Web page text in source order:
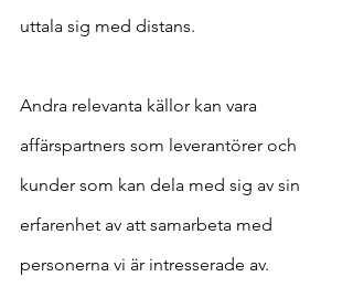
uttala sig med distans.
Andra relevanta källor kan vara
affärspartners som leverantörer och
kunder som kan dela med sig av sin
erfarenhet av att samarbeta med
personerna vi är intresserade av.